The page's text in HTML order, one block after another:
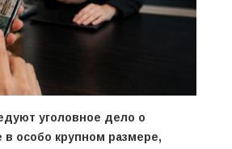
уголовное дело о
особо крупном размере,